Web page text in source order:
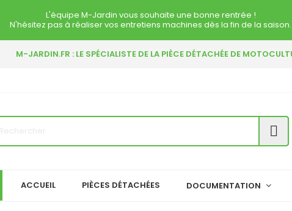
L'équipe M-Jardin vous souhaite une bonne rentrée !
N'hésitez pas à réaliser vos entretiens machines dès la fin de la saison.
M-JARDIN.FR : LE SPÉCIALISTE DE LA PIÈCE DÉTACHÉE DE

ACCUEIL PIÈCES DÉTACHÉES DOCUMENTATION